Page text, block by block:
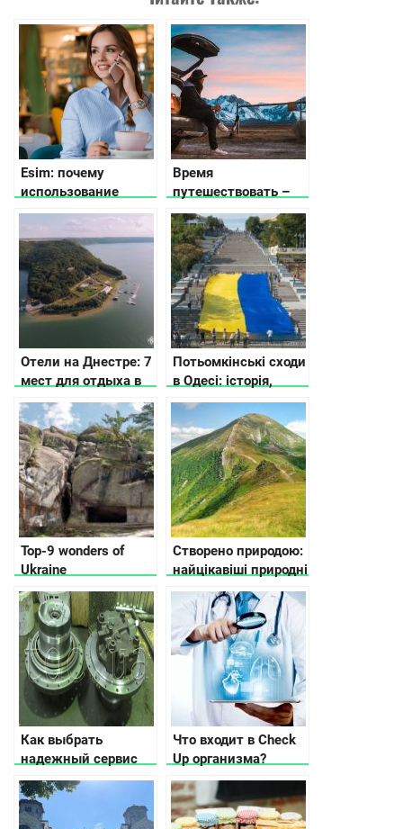
Esim: почему
использование
стало популярным
Время
путешествовать –
какой автомобиль
выбрать?
Отели на Днестре: 7
мест для отдыха в
Днестровском
каньоне
Потьомкінські сходи
в Одесі: історія,
легенди, цікаві
факти
Top-9 wonders of
Ukraine
Створено природою:
найцікавіші природні
пам’ятки України
Как выбрать
надежный сервис
по ремонту
гидронасосов
Что входит в Check
Up организма?